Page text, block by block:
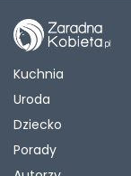
Kuchnia
Uroda
Dziecko
Porady